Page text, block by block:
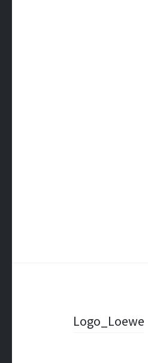
Logo_Loewe